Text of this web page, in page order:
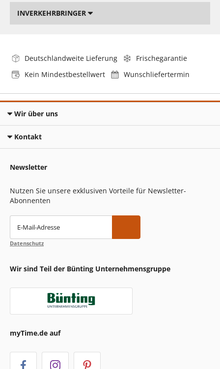
INVERKEHRBRINGER
Deutschlandweite Lieferung
Frischegarantie
Kein Mindestbestellwert
Wunschliefertermin
Wir über uns
Kontakt
Newsletter
Nutzen Sie unsere exklusiven Vorteile für Newsletter-
Abonnenten
E-Mail-Adresse
Datenschutz
Wir sind Teil der Bünting Unternehmensgruppe
myTime.de auf